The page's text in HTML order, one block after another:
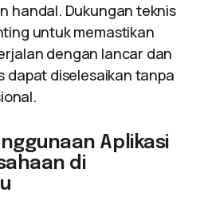
handal. Dukungan teknis
untuk memastikan
dengan lancar dan
dapat diselesaikan tanpa
Aplikasi
di